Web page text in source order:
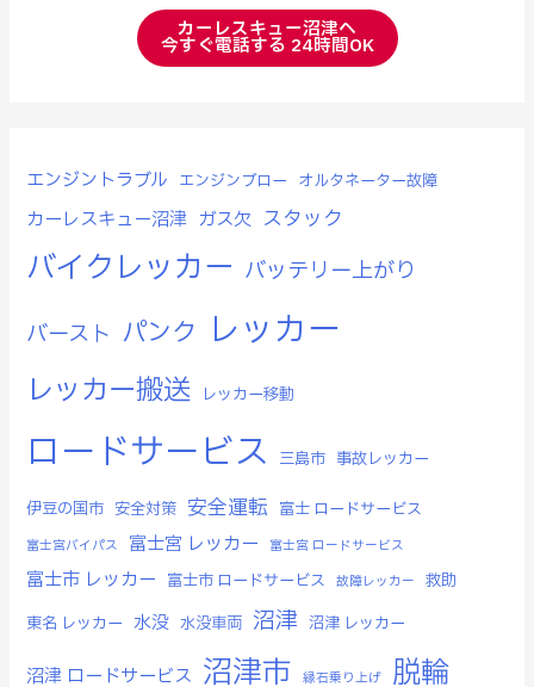
カーレスキュー沼津へ
今すぐ電話する 24時間OK
エンジントラブル エンジンブロー オルタネーター故障
カーレスキュー沼津 ガス欠 スタック
バイクレッカー バッテリー上がり
バースト パンク レッカー
レッカー搬送 レッカー移動
ロードサービス 三島市 事故レッカー
伊豆の国市 安全対策 安全運転 富士 ロードサービス
富士宮バイパス 富士宮 レッカー 富士宮 ロードサービス
富士市 レッカー 富士市 ロードサービス 故障レッカー
救助
東名 レッカー 水没 水没車両 沼津 沼津 レッカー
沼津 ロードサービス 沼津市 縁石乗り上げ 脱輪